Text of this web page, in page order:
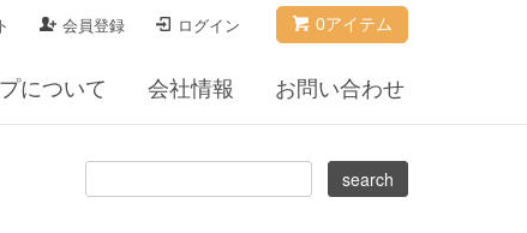
0アイテム
会員登録 ログイン
について 会社情報 お問い合わせ